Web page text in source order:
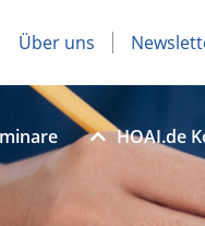
Über uns
HOAI.de